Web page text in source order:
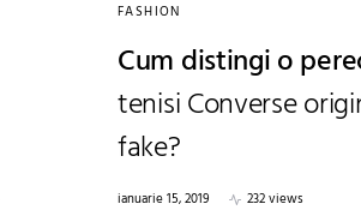
FASHION
Cum distingi o
tenisi Converse
fake?
ianuarie 15, 2019 232 views